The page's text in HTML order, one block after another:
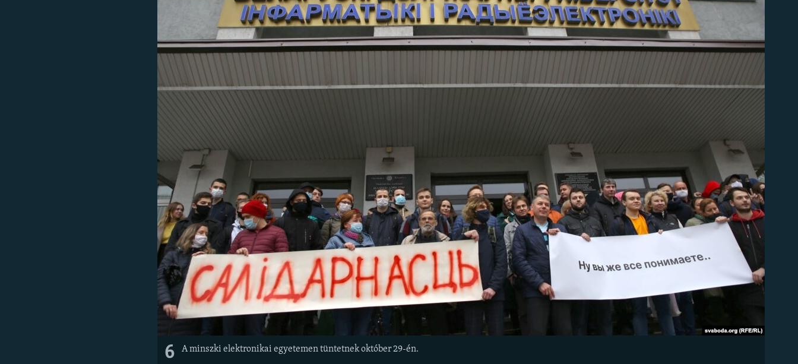
6 A minszki elektronikai egyetemen tüntetnek október 29-én.